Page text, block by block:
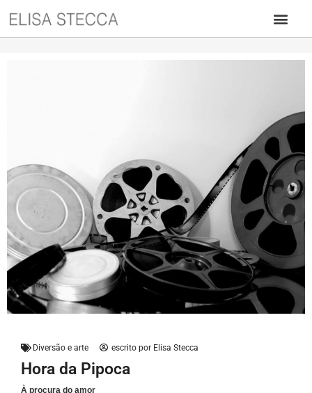
Diversão e arte escrito por Elisa Stecca
Hora da Pipoca
À procura do amor